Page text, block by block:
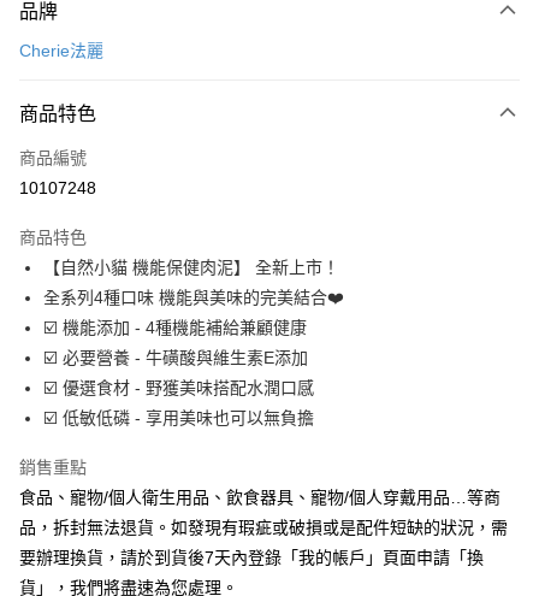
信用卡一次付款
3 期 0 利率 每期
合作金庫商業銀行
上海商業儲蓄銀行
臺灣中小企業銀行
匯豐（台灣）商業銀行
華泰商業銀行
聯邦商業銀行
遠東國際商業銀行
元大商業銀行
永豐商業銀行
玉山商業銀行
星展（台灣）商業銀行
台灣樂天信用卡公司
超商取貨付款
LINE Pay
Apple Pay
街口支付
悠遊付
Google Pay
全盈+PAY
AFTEE先享後付
相關說明
【關於「AFTEE先享後付」】
便利好安心！
１．簡單：不需註冊會員、不需綁卡、不需儲值。
ATM付款
品牌
Cherie法麗
商品特色
商品編號
10107248
商品特色
【自然小貓 機能保健肉泥】 全新上市！
全系列4種口味 機能與美味的完美結合❤️
☑️ 機能添加 - 4種機能補給兼顧健康
☑️ 必要營養 - 牛磺酸與維生素E添加
☑️ 優選食材 - 野獲美味搭配水潤口感
☑️ 低敏低磷 - 享用美味也可以無負擔
銷售重點
食品、寵物/個人衛生用品、飲食器具、寵物/個人穿戴用品…等商
品，拆封無法退貨。如發現有瑕疵或破損或是配件短缺的狀況，需
要辦理換貨，請於到貨後7天內登錄「我的帳戶」頁面申請「換
貨」，我們將盡速為您處理。